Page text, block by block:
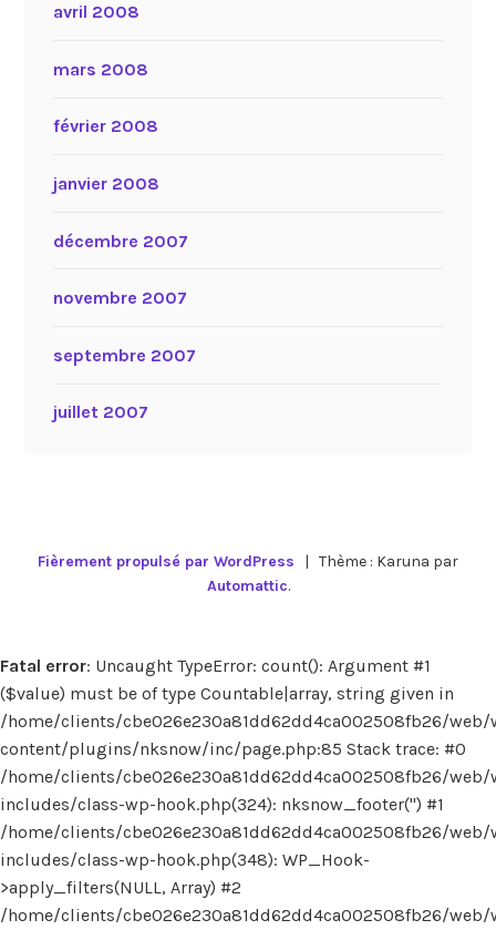
avril 2008
mars 2008
février 2008
janvier 2008
décembre 2007
novembre 2007
septembre 2007
juillet 2007
Fièrement propulsé par WordPress | Thème : Karuna par
Automattic.
Fatal error: Uncaught TypeError: count(): Argument #1
($value) must be of type Countable|array, string given in
/home/clients/cbe026e230a81dd62dd4ca002508fb26/web/
content/plugins/nksnow/inc/page.php:85 Stack trace: #0
/home/clients/cbe026e230a81dd62dd4ca002508fb26/web/
includes/class-wp-hook.php(324): nksnow_footer('') #1
/home/clients/cbe026e230a81dd62dd4ca002508fb26/web/
includes/class-wp-hook.php(348): WP_Hook-
>apply_filters(NULL, Array) #2
/home/clients/cbe026e230a81dd62dd4ca002508fb26/web/